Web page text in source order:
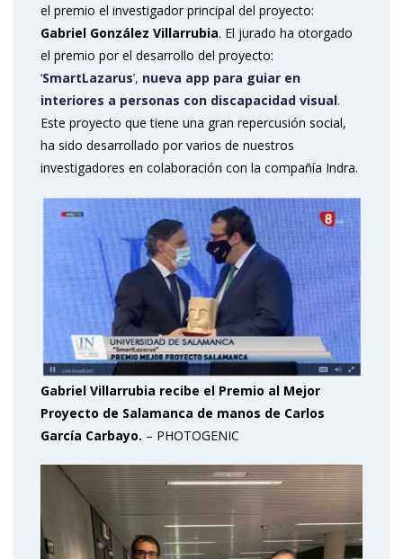
el premio el investigador principal del proyecto:
Gabriel González Villarrubia. El jurado ha otorgado
el premio por el desarrollo del proyecto:
‘SmartLazarus’, nueva app para guiar en
interiores a personas con discapacidad visual.
Este proyecto que tiene una gran repercusión social,
ha sido desarrollado por varios de nuestros
investigadores en colaboración con la compañía Indra.
Gabriel Villarrubia recibe el Premio al Mejor
Proyecto de Salamanca de manos de Carlos
García Carbayo. – PHOTOGENIC